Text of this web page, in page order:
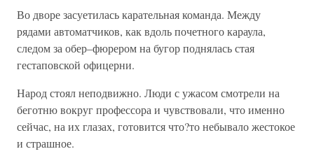
Во дворе засуетилась карательная команда. Между
рядами автоматчиков, как вдоль почетного караула,
следом за обер–фюрером на бугор поднялась стая
гестаповской офицерни.
Народ стоял неподвижно. Люди с ужасом смотрели на
беготню вокруг профессора и чувствовали, что именно
сейчас, на их глазах, готовится что?то небывало жестокое
и страшное.